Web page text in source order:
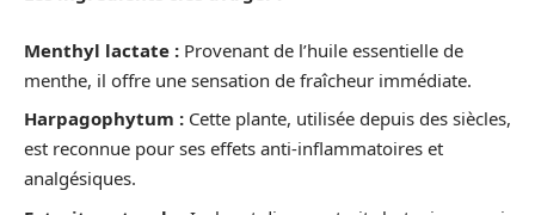
Menthyl lactate : Provenant de l’huile essentielle de
menthe, il offre une sensation de fraîcheur immédiate.
Harpagophytum : Cette plante, utilisée depuis des siècles,
est reconnue pour ses effets anti-inflammatoires et
analgésiques.